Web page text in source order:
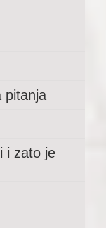
pitanja
i zato je